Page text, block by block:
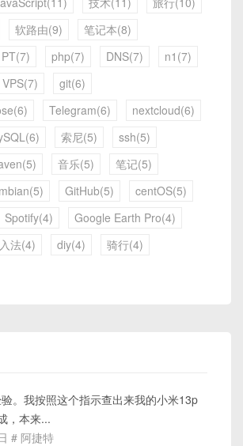
软路由(9)
笔记本(8)
PT(7) php(7) DNS(7)
n1(7)
VPS(7)
git(6)
Telegram(6)
nextcloud(6)
索尼(5)
ssh(5)
音乐(5)
笔记(5)
GitHub(5)
centOS(5)
Spotify(4)
Google Earth Pro(4)
法(4) diy(4)
骑行(4)
。我按照这个指示查出来我的小米13p
，本来...
# 阿捷特